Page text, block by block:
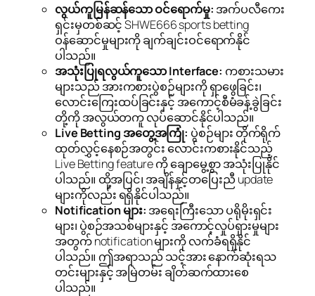
လွယ်ကူမြန်ဆန်သော ဝင်ရောက်မှု: အက်ပလီကေး
ရှင်းမှတစ်ဆင့် SHWE666 sports betting
ဝန်ဆောင်မှုများကို ချက်ချင်းဝင်ရောက်နိုင်
ပါသည်။
အသုံးပြုရလွယ်ကူသော Interface: ကစားသမား
များသည် အားကစားပွဲစဉ်များကို ရှာဖွေခြင်း၊
လောင်းကြေးထပ်ခြင်းနှင့် အကောင့်စီမံခန့်ခွဲခြင်း
တို့ကို အလွယ်တကူ လုပ်ဆောင်နိုင်ပါသည်။
Live Betting အတွေ့အကြုံ: ပွဲစဉ်များ တိုက်ရိုက်
ထုတ်လွှင့်နေစဉ်အတွင်း လောင်းကစားနိုင်သည့်
Live Betting feature ကို ချောမွေ့စွာ အသုံးပြုနိုင်
ပါသည်။ ထို့အပြင်၊ အချိန်နှင့်တပြေးညီ update
များကိုလည်း ရရှိနိုင်ပါသည်။
Notification များ: အရေးကြီးသော ပရိုမိုးရှင်း
များ၊ ပွဲစဉ်အသစ်များနှင့် အကောင့်လှုပ်ရှားမှုများ
အတွက် notification များကို လက်ခံရရှိနိုင်
ပါသည်။ ဤအရာသည် သင့်အား နောက်ဆုံးရသ
တင်းများနှင့် အမြဲတမ်း ချိတ်ဆက်ထားစေ
ပါသည်။